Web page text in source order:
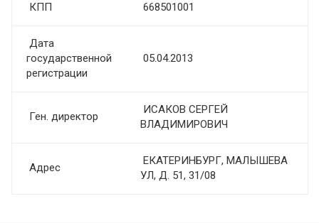
КПП 668501001
Дата
государственной
регистрации
05.04.2013
Ген. директор
ИСАКОВ СЕРГЕЙ
ВЛАДИМИРОВИЧ
Адрес
ЕКАТЕРИНБУРГ, МАЛЫШЕВА
УЛ, Д. 51, 31/08